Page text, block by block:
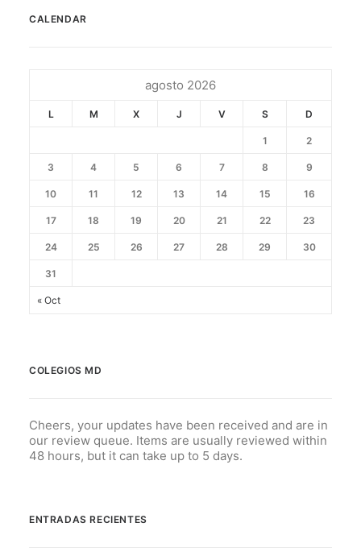
CALENDAR
agosto 2026
L M X J V S D
1 2
3 4 5 6 7 8 9
10 11 12 13 14 15 16
17 18 19 20 21 22 23
24 25 26 27 28 29 30
31
« Oct
COLEGIOS MD
Cheers, your updates have been received and are in
our review queue. Items are usually reviewed within
48 hours, but it can take up to 5 days.
ENTRADAS RECIENTES